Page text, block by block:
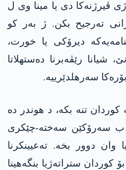
ڤیرژنەکا دی یا مینا وی ل
تەرجیح بکن. ژ بەر کو
دیرۆکی یا خورت،
شیانا رێڤەبرنا دەستھلاتا
سەرھلدێرییە.
کوردان تنە بکە، د ھوندر دە
ب سەرۆکێن سەختە-چێکری
وان دوور بخە. تەعیینکرنا
ستراتەژیا بنگەھینا